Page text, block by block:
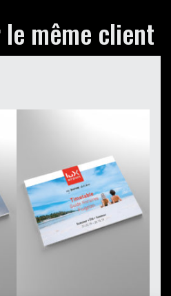
le même client